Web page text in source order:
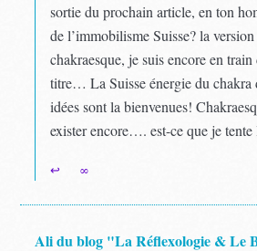
sortie du prochain article, en ton
de l’immobilisme Suisse? la
chakraesque, je suis encore en
titre… La Suisse énergie du chakra
idées sont la bienvenues!
exister encore…. est-ce que je
↩ ∞
Ali du blog "La Réflexologie & Le